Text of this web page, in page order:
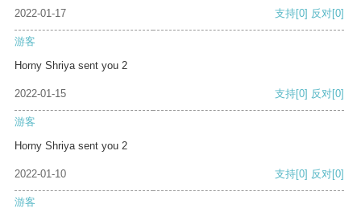
2022-01-17 支持[0] 反对[0]
游客
Horny Shriya sent you 2
2022-01-15 支持[0] 反对[0]
游客
Horny Shriya sent you 2
2022-01-10 支持[0] 反对[0]
游客